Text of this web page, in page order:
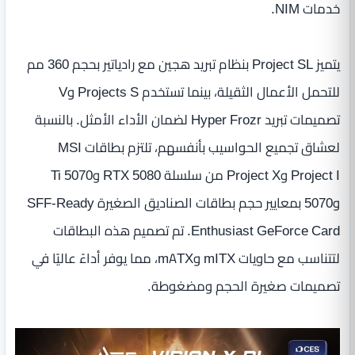
خدمات NIM.
يتميز Project SL بنظام تبريد هجين مع رادياتير بحجم 360 مم
للتحمل الأعمال الثقيلة، بينما تستخدم Projects S وV
تصميمات تبريد Hyper Frozr لضمان الأداء الأمثل. بالنسبة
لعشاق تجميع الحواسيب بأنفسهم، تلتزم بطاقات MSI
Project I وProject X من سلسلة RTX 5080 و5070 Ti
و5070 بمعايير حجم بطاقات الصناديق الصغيرة SFF-Ready
Enthusiast GeForce Card. تم تصميم هذه البطاقات
لتتناسب مع حاويات mITX وmATX، مما يوفر أداءً عاليًا في
تصميمات صغيرة الحجم ومضغوطة.